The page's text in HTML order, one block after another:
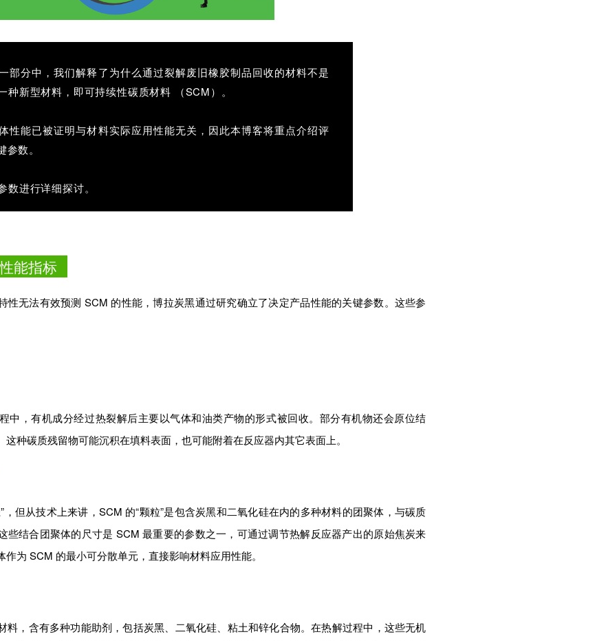
部分中，我们解释了为什么通过裂解废旧橡胶制品回收的材料不是
种新型材料，即可持续性碳质材料 （SCM）。
性能已被证明与材料实际应用性能无关，因此本博客将重点介绍评
数。
数进行详细探讨。
能指标
性无法有效预测 SCM 的性能，博拉炭黑通过研究确立了决定产品性能的关键参数。这些参
中，有机成分经过热裂解后主要以气体和油类产物的形式被回收。部分有机物还会原位结
种碳质残留物可能沉积在填料表面，也可能附着在反应器内其它表面上。
，但从技术上来讲，SCM 的“颗粒”是包含炭黑和二氧化硅在内的多种材料的团聚体，与碳质
些结合团聚体的尺寸是 SCM 最重要的参数之一，可通过调节热解反应器产出的原始焦炭来
为 SCM 的最小可分散单元，直接影响材料应用性能。
料，含有多种功能助剂，包括炭黑、二氧化硅、粘土和锌化合物。在热解过程中，这些无机